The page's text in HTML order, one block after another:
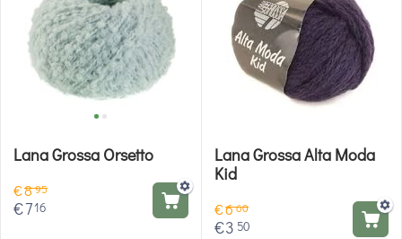
Lana Grossa Orsetto
€895
€716
Lana Grossa Alta Moda
Kid
€660
€3 50